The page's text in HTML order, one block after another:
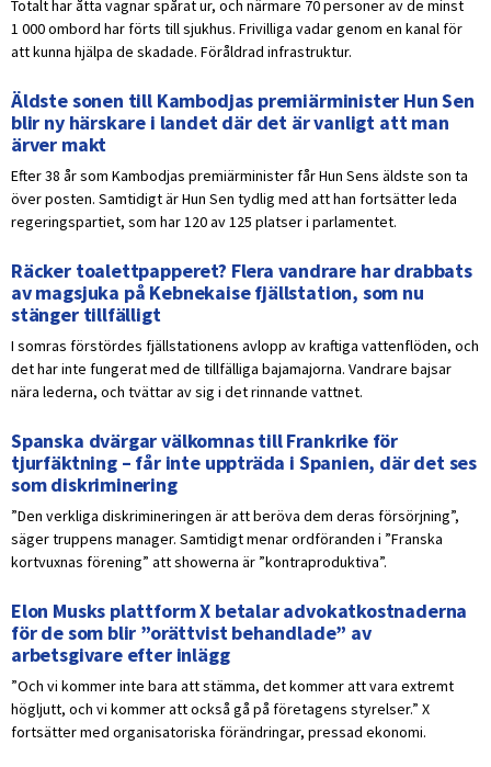
Totalt har åtta vagnar spårat ur, och närmare 70 personer av de minst
1 000 ombord har förts till sjukhus. Frivilliga vadar genom en kanal för
att kunna hjälpa de skadade. Föråldrad infrastruktur.
Äldste sonen till Kambodjas premiärminister Hun Sen
blir ny härskare i landet där det är vanligt att man
ärver makt
Efter 38 år som Kambodjas premiärminister får Hun Sens äldste son ta
över posten. Samtidigt är Hun Sen tydlig med att han fortsätter leda
regeringspartiet, som har 120 av 125 platser i parlamentet.
Räcker toalettpapperet? Flera vandrare har drabbats
av magsjuka på Kebnekaise fjällstation, som nu
stänger tillfälligt
I somras förstördes fjällstationens avlopp av kraftiga vattenflöden, och
det har inte fungerat med de tillfälliga bajamajorna. Vandrare bajsar
nära lederna, och tvättar av sig i det rinnande vattnet.
Spanska dvärgar välkomnas till Frankrike för
tjurfäktning – får inte uppträda i Spanien, där det ses
som diskriminering
”Den verkliga diskrimineringen är att beröva dem deras försörjning”,
säger truppens manager. Samtidigt menar ordföranden i ”Franska
kortvuxnas förening” att showerna är ”kontraproduktiva”.
Elon Musks plattform X betalar advokatkostnaderna
för de som blir ”orättvist behandlade” av
arbetsgivare efter inlägg
”Och vi kommer inte bara att stämma, det kommer att vara extremt
högljutt, och vi kommer att också gå på företagens styrelser.” X
fortsätter med organisatoriska förändringar, pressad ekonomi.